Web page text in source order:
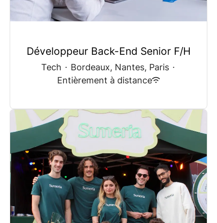
Développeur Back-End Senior F/H
Tech · Bordeaux, Nantes, Paris ·
Entièrement à distance